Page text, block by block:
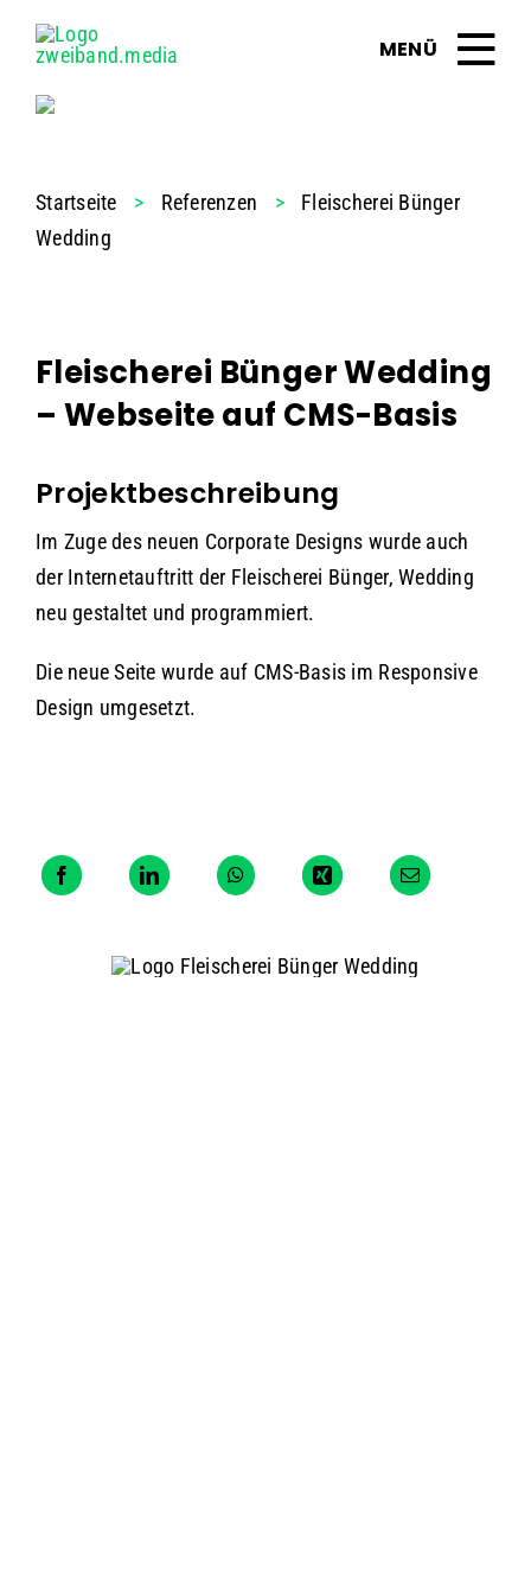
Inhalt
Startseite > Referenzen >
Fleischerei Bünger
Wedding
Fleischerei Bünger Wedding
– Webseite auf CMS-Basis
Projektbeschreibung
Im Zuge des neuen Corporate Designs wurde auch
der Internetauftritt der Fleischerei Bünger, Wedding
neu gestaltet und programmiert.
Die neue Seite wurde auf CMS-Basis im Responsive
Design umgesetzt.